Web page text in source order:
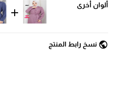
ألوان أخرى
add
public نسخ رابط المنتج